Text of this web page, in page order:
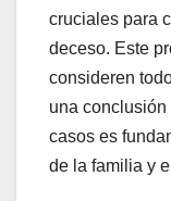
cruciales para
deceso. Este
consideren
una
casos es
de la familia y